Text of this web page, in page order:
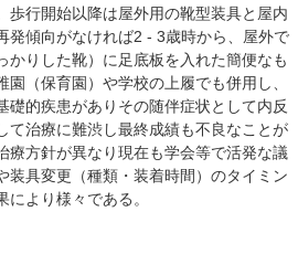
歩行開始以降は屋外用の靴型装具と屋内
発傾向がなければ2 - 3歳時から、屋外で
かりした靴）に足底板を入れた簡便なも
（保育園）や学校の上履でも併用し、
礎的疾患がありその随伴症状として内反
て治療に難渋し最終成績も不良なことが
療方針が異なり現在も学会等で活発な議
装具変更（種類・装着時間）のタイミン
より様々である。